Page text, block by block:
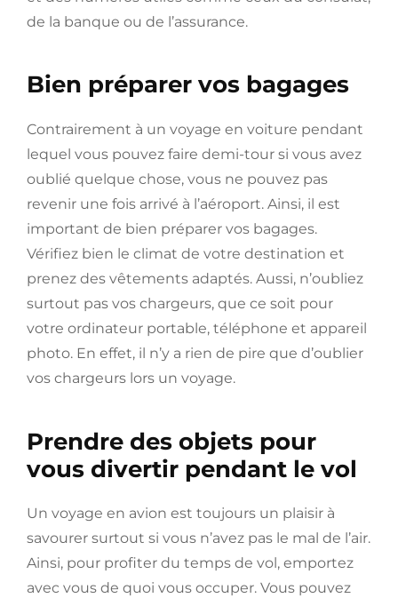
de la banque ou de l’assurance.
Bien préparer vos bagages
Contrairement à un voyage en voiture pendant
lequel vous pouvez faire demi-tour si vous avez
oublié quelque chose, vous ne pouvez pas
revenir une fois arrivé à l’aéroport. Ainsi, il est
important de bien préparer vos bagages.
Vérifiez bien le climat de votre destination et
prenez des vêtements adaptés. Aussi, n’oubliez
surtout pas vos chargeurs, que ce soit pour
votre ordinateur portable, téléphone et appareil
photo. En effet, il n’y a rien de pire que d’oublier
vos chargeurs lors un voyage.
Prendre des objets pour
vous divertir pendant le vol
Un voyage en avion est toujours un plaisir à
savourer surtout si vous n’avez pas le mal de l’air.
Ainsi, pour profiter du temps de vol, emportez
avec vous de quoi vous occuper. Vous pouvez